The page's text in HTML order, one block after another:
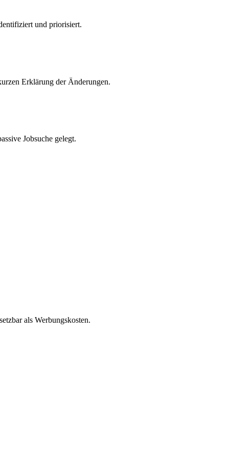
und priorisiert.
Erklärung der Änderungen.
Jobsuche gelegt.
als Werbungskosten.